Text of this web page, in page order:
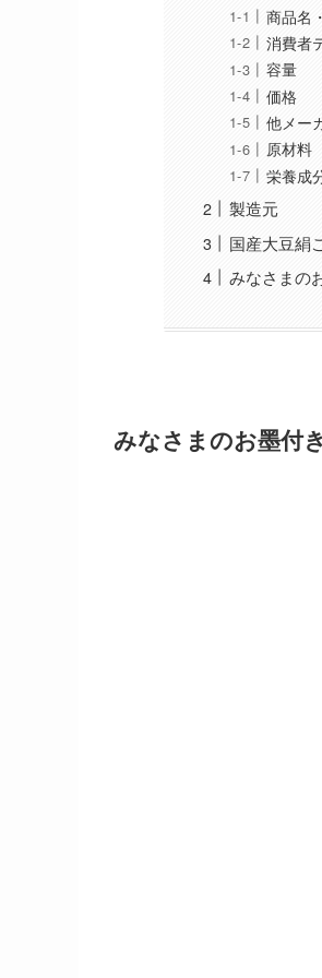
商品名
消費者
容量
価格
他メー
原材料
栄養成
製造元
国産大豆絹
みなさまの
みなさまのお墨付